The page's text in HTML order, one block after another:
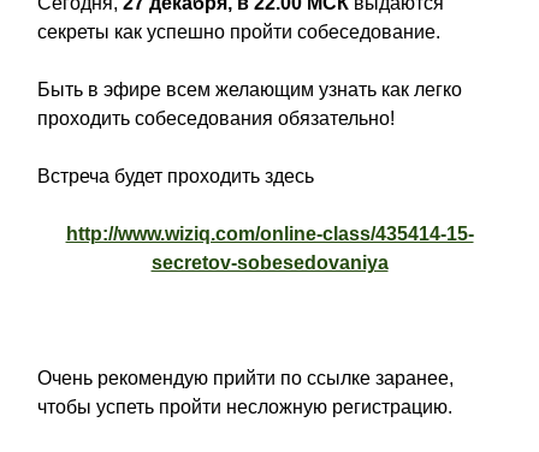
секреты как успешно пройти собеседование.
Быть в эфире всем желающим узнать как легко
проходить собеседования обязательно!
Встреча будет проходить здесь
http://www.wiziq.com/online-class/435414-15-
secretov-sobesedovaniya
Очень рекомендую прийти по ссылке заранее,
чтобы успеть пройти несложную регистрацию.